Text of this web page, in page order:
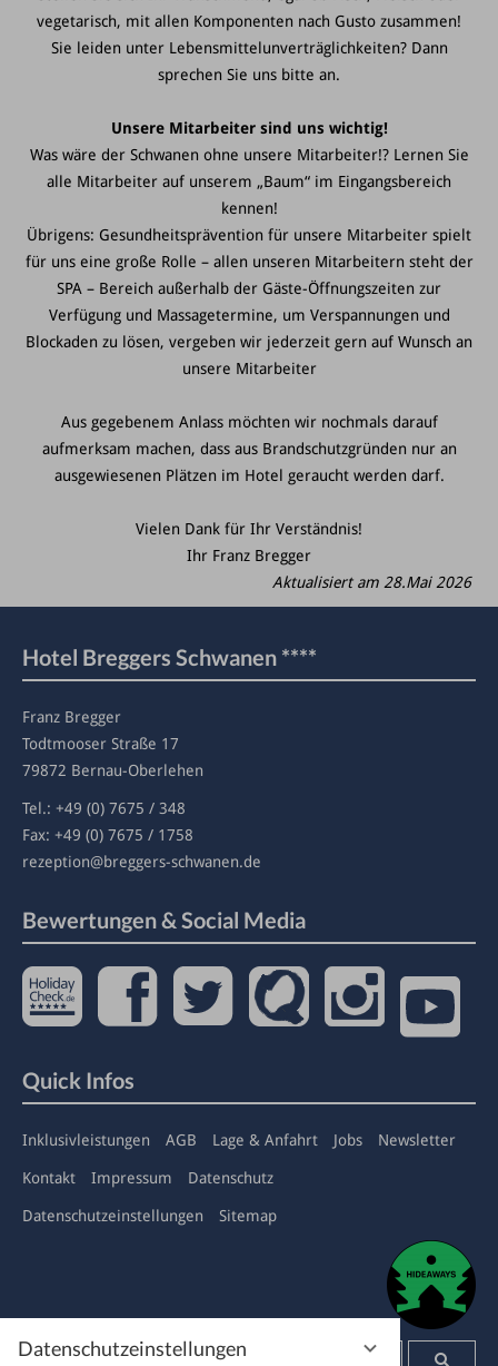
Datenschutzeinstellungen
vegetarisch, mit allen Komponenten nach Gusto zusammen!
Sie leiden unter Lebensmittelunverträglichkeiten? Dann
sprechen Sie uns bitte an.
Unsere Mitarbeiter sind uns wichtig!
Was wäre der Schwanen ohne unsere Mitarbeiter!? Lernen Sie
alle Mitarbeiter auf unserem „Baum“ im Eingangsbereich
kennen!
Übrigens: Gesundheitsprävention für unsere Mitarbeiter spielt
für uns eine große Rolle – allen unseren Mitarbeitern steht der
SPA – Bereich außerhalb der Gäste-Öffnungszeiten zur
Verfügung und Massagetermine, um Verspannungen und
Blockaden zu lösen, vergeben wir jederzeit gern auf Wunsch an
unsere Mitarbeiter
Aus gegebenem Anlass möchten wir nochmals darauf
aufmerksam machen, dass aus Brandschutzgründen nur an
ausgewiesenen Plätzen im Hotel geraucht werden darf.
Vielen Dank für Ihr Verständnis!
Ihr Franz Bregger
Aktualisiert am 28.Mai 2026
Hotel Breggers Schwanen ****
Franz Bregger
Todtmooser Straße 17
79872 Bernau-Oberlehen
Tel.: +49 (0) 7675 / 348
Fax: +49 (0) 7675 / 1758
rezeption@breggers-schwanen.de
Bewertungen & Social Media
Quick Infos
Inklusivleistungen AGB Lage & Anfahrt Jobs Newsletter
Kontakt Impressum Datenschutz
Datenschutzeinstellungen Sitemap
